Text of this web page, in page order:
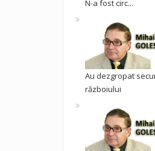
N-a fost circ...
Au dezgropat
războiului